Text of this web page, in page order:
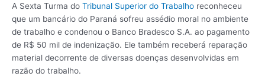
A Sexta Turma do Tribunal Superior do Trabalho reconheceu
que um bancário do Paraná sofreu assédio moral no ambiente
de trabalho e condenou o Banco Bradesco S.A. ao pagamento
de R$ 50 mil de indenização. Ele também receberá reparação
material decorrente de diversas doenças desenvolvidas em
razão do trabalho.